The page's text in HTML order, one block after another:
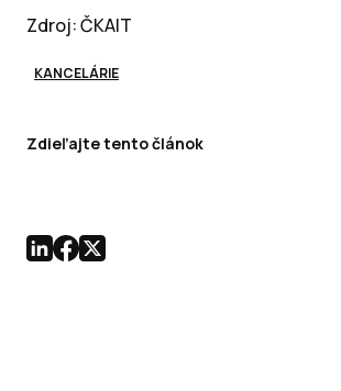
Zdroj: ČKAIT
KANCELÁRIE
Zdieľajte tento článok